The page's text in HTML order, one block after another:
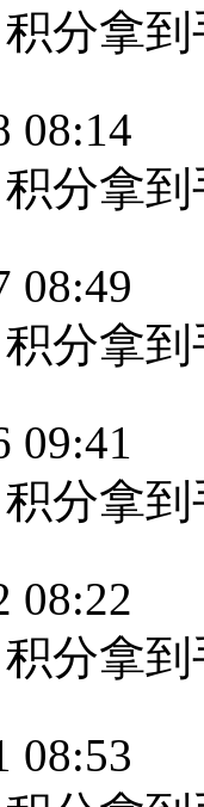
分拿到
08:14
分拿到
08:49
分拿到
09:41
分拿到
08:22
分拿到
08:53